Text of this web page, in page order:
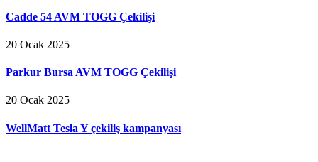
Cadde 54 AVM TOGG Çekilişi
20 Ocak 2025
Parkur Bursa AVM TOGG Çekilişi
20 Ocak 2025
WellMatt Tesla Y çekiliş kampanyası